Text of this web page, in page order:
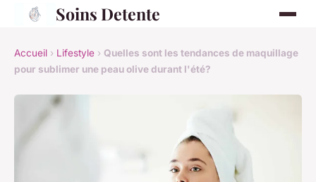
Soins Detente
Accueil › Lifestyle › Quelles sont les tendances de maquillage
pour sublimer une peau olive durant l'été?